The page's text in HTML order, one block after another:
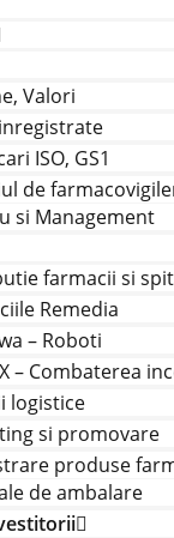
Valori
ISO, GS1
de
si Management
farmacii si
Remedia
– Roboti
X – Combaterea
logistice
si promovare
produse
de ambalare